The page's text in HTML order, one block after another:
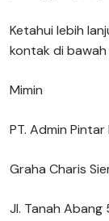
Ketahui lebih
kontak di bawah
Mimin
PT. Admin Pintar
Graha Charis
Jl. Tanah Abang